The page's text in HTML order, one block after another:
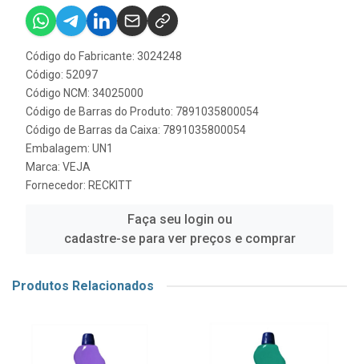
Código do Fabricante: 3024248
Código: 52097
Código NCM: 34025000
Código de Barras do Produto: 7891035800054
Código de Barras da Caixa: 7891035800054
Embalagem: UN1
Marca: VEJA
Fornecedor: RECKITT
Faça seu login ou
cadastre-se para ver preços e comprar
Produtos Relacionados